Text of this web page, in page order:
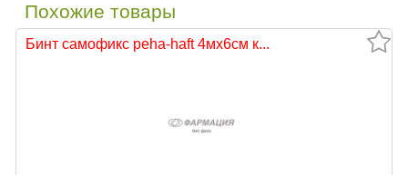
Похожие товары
Бинт самофикс peha-haft 4мх6см к...